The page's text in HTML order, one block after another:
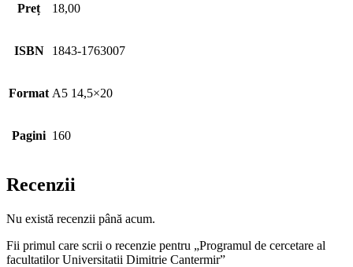
Preț 18,00
ISBN 1843-1763007
Format A5 14,5×20
Pagini 160
Recenzii
Nu există recenzii până acum.
Fii primul care scrii o recenzie pentru „Programul de cercetare al
facultatilor Universitatii Dimitrie Cantermir”